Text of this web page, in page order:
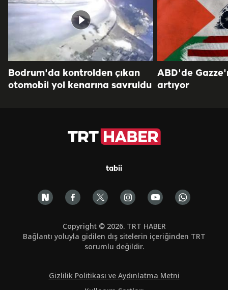
Bodrum'da kontrolden çıkan
otomobil yol kenarına savruldu
ABD'de
artıyor
tabii
Copyright © 2026. TRT HABER
Bağlantı yoluyla gidilen dış sitelerin içeriğinden TRT
sorumlu değildir.
Gizlilik Politikası ve Aydınlatma Metni